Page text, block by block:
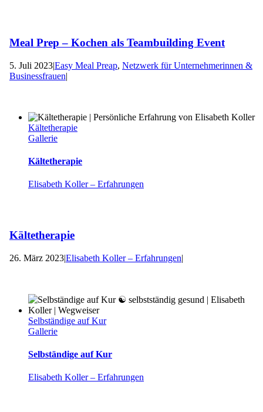
Meal Prep – Kochen als Teambuilding Event
5. Juli 2023|Easy Meal Preap, Netzwerk für Unternehmerinnen &
Businessfrauen|
Kältetherapie
Gallerie
Kältetherapie
Elisabeth Koller – Erfahrungen
Kältetherapie
26. März 2023|Elisabeth Koller – Erfahrungen|
Selbständige auf Kur
Gallerie
Selbständige auf Kur
Elisabeth Koller – Erfahrungen